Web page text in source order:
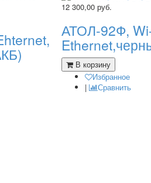
12 300,00 руб.
АТОЛ-92Ф,
В корзину
Избранное
|
Сравнить